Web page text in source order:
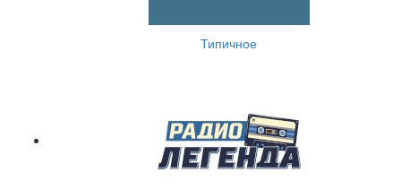
Типичное